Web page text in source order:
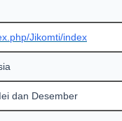
Jikomti/index
dan Desember